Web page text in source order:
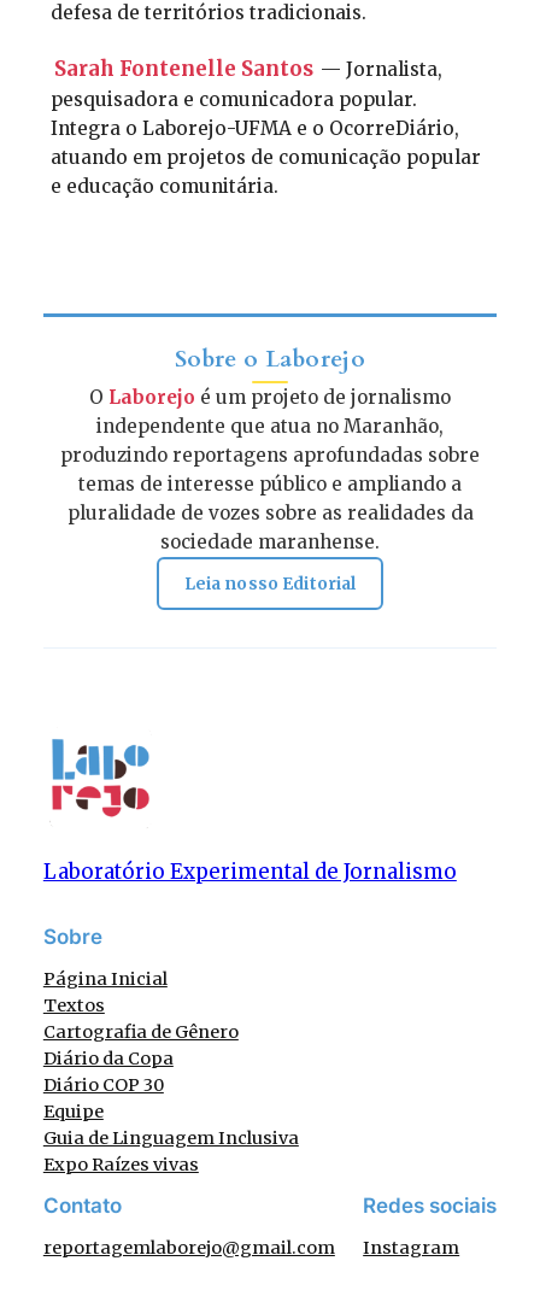
defesa de territórios tradicionais.
Sarah Fontenelle Santos — Jornalista,
pesquisadora e comunicadora popular.
Integra o Laborejo-UFMA e o OcorreDiário,
atuando em projetos de comunicação popular
e educação comunitária.
Sobre o Laborejo
O Laborejo é um projeto de jornalismo
independente que atua no Maranhão,
produzindo reportagens aprofundadas sobre
temas de interesse público e ampliando a
pluralidade de vozes sobre as realidades da
sociedade maranhense.
Leia nosso Editorial
Laboratório Experimental de Jornalismo
Sobre
Página Inicial
Textos
Cartografia de Gênero
Diário da Copa
Diário COP 30
Equipe
Guia de Linguagem Inclusiva
Expo Raízes vivas
Contato
reportagemlaborejo@gmail.com
Redes sociais
Instagram